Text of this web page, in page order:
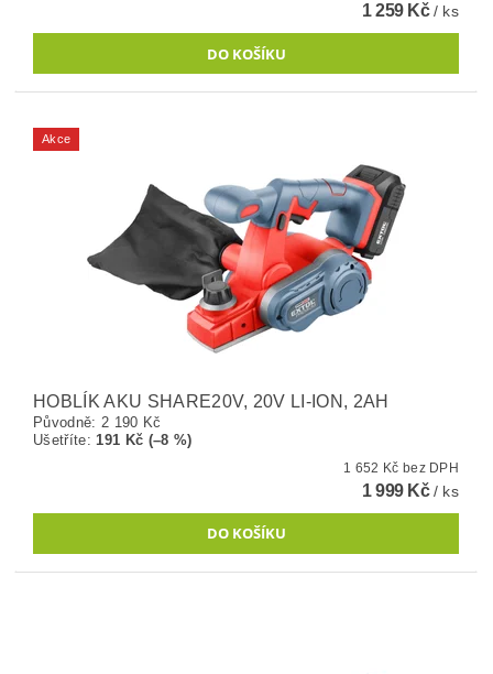
1 259 Kč/ ks
Akce
HOBLÍK AKU SHARE20V, 20V LI-ION, 2AH
Původně: 2 190 Kč
Ušetříte: 191 Kč (–8 %)
1 652 Kč bez DPH
1 999 Kč/ ks